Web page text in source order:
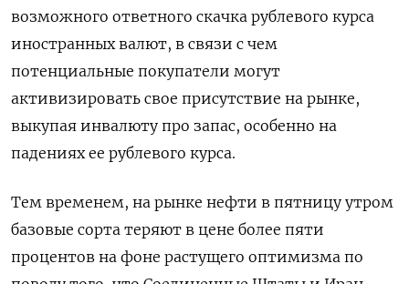
возможного ответного скачка рублевого курса
иностранных ‌валют, в связи с чем
потенциальные покупатели могут
активизировать свое присутствие на рынке,
выкупая инвалюту про запас, особенно на
падениях ‌ее рублевого курса.
Тем временем, на рынке нефти в пятницу утром
базовые сорта теряют в цене более пяти
процентов на фоне растущего ​оптимизма по